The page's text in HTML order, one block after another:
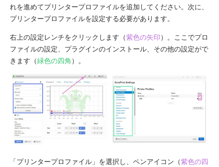
れを進めてプリンタープロファイルを追加してください。次に、
プリンタープロファイルを設定する必要があります。
右上の設定レンチをクリックします（紫色の矢印）。ここでプロ
ファイルの設定、プラグインのインストール、その他の設定がで
きます（緑色の四角 ）。
「プリンタープロファイル」を選択し、ペンアイコン（紫色の四